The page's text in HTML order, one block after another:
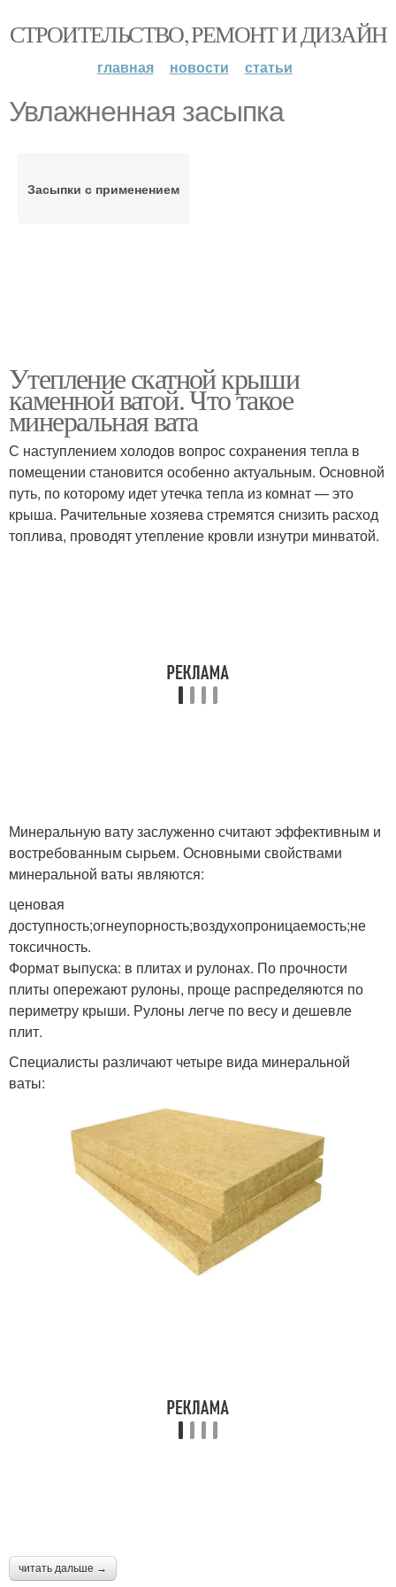
СТРОИТЕЛЬСТВО, РЕМОНТ И ДИЗАЙН
главная новости статьи
Увлажненная засыпка
Засыпки с применением
Утепление скатной крыши
каменной ватой. Что такое
минеральная вата
С наступлением холодов вопрос сохранения тепла в
помещении становится особенно актуальным. Основной
путь, по которому идет утечка тепла из комнат — это
крыша. Рачительные хозяева стремятся снизить расход
топлива, проводят утепление кровли изнутри минватой.
Минеральную вату заслуженно считают эффективным и
востребованным сырьем. Основными свойствами
минеральной ваты являются:
ценовая
доступность;огнеупорность;воздухопроницаемость;не
токсичность.
Формат выпуска: в плитах и рулонах. По прочности
плиты опережают рулоны, проще распределяются по
периметру крыши. Рулоны легче по весу и дешевле
плит.
Специалисты различают четыре вида минеральной
ваты:
читать дальше →